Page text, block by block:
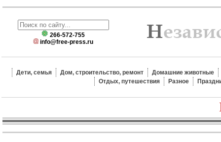
266-572-755
info@free-press.ru
Дети, семья Дом, строительство, ремонт
Домашние животные
Отдых, путешествия
Разное